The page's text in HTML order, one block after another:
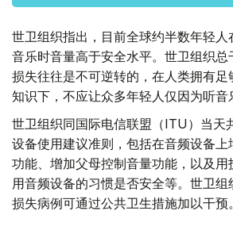
世卫组织指出，目前全球约半数年轻
音乐时音量高于安全水平。世卫组织总
损失往往是不可逆转的，在人类拥有足
知识下，不应让众多年轻人仅因为听音
世卫组织同国际电信联盟（ITU）当天
设备使用建议准则，包括在音频设备
功能、增加父母控制音量功能，以及用
用音频设备的习惯是否安全等。世卫组
损失病例可通过公共卫生措施加以干预。